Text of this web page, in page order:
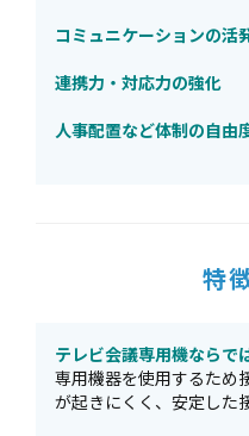
コミュニケーションの活
連携力・対応力の強化
人事配置など体制の自由
特
テレビ会議専用機ならで
専用機器を使用するため
が起きにくく、安定した